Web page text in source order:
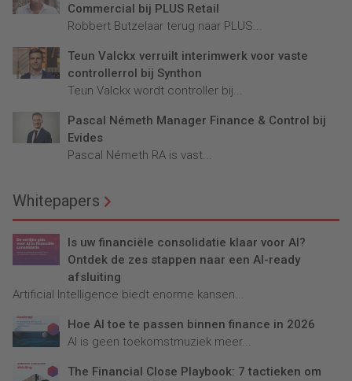
Commercial bij PLUS Retail
Robbert Butzelaar terug naar PLUS...
Teun Valckx verruilt interimwerk voor vaste
controllerrol bij Synthon
Teun Valckx wordt controller bij...
Pascal Németh Manager Finance & Control bij
Evides
Pascal Németh RA is vast...
Whitepapers
Is uw financiële consolidatie klaar voor AI?
Ontdek de zes stappen naar een AI-ready
afsluiting
Artificial Intelligence biedt enorme kansen...
Hoe AI toe te passen binnen finance in 2026
AI is geen toekomstmuziek meer...
The Financial Close Playbook: 7 tactieken om